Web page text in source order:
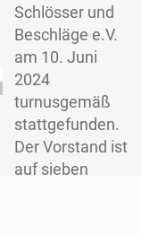
Schlösser und
Beschläge e.V.
am 10. Juni
2024
turnusgemäß
stattgefunden.
Der Vorstand ist
auf sieben